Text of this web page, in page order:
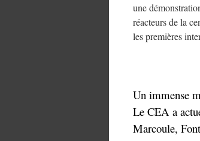
une
réacteurs de la
les premières
Un immense
Le CEA a
Marcoule,